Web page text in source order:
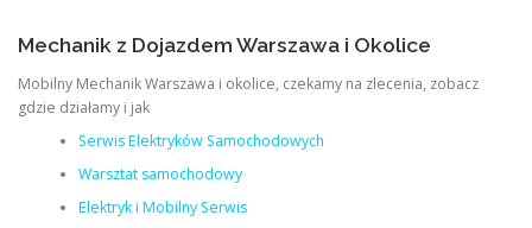
Mechanik z Dojazdem Warszawa i Okolice
Mobilny Mechanik Warszawa i okolice, czekamy na zlecenia, zobacz
gdzie działamy i jak
Serwis Elektryków Samochodowych
Warsztat samochodowy
Elektryk i Mobilny Serwis